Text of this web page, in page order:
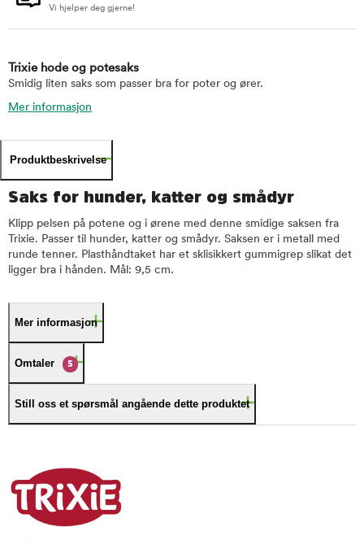
Vi hjelper deg gjerne!
Trixie hode og potesaks
Smidig liten saks som passer bra for poter og ører.
Mer informasjon
Produktbeskrivelse
Saks for hunder, katter og smådyr
Klipp pelsen på potene og i ørene med denne smidige saksen fra
Trixie. Passer til hunder, katter og smådyr. Saksen er i metall med
runde tenner. Plasthåndtaket har et sklisikkert gummigrep slikat det
ligger bra i hånden. Mål: 9,5 cm.
Mer informasjon
Omtaler 5
Still oss et spørsmål angående dette produktet